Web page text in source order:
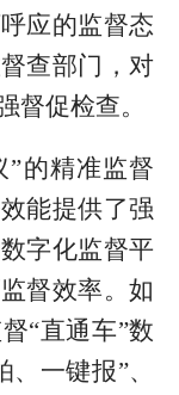
应的监督态
查部门，对
督促检查。
”的精准监督
能提供了强
字化监督平
督效率。如
“直通车”数
一键报”、